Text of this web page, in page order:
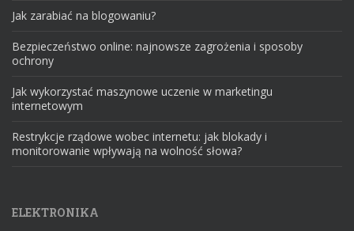
Jak zarabiać na blogowaniu?
Bezpieczeństwo online: najnowsze zagrożenia i sposoby
ochrony
Jak wykorzystać maszynowe uczenie w marketingu
internetowym
Restrykcje rządowe wobec internetu: jak blokady i
monitorowanie wpływają na wolność słowa?
ELEKTRONIKA